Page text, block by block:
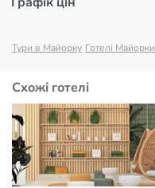
Тури в Майорку Готелі Майорки
Схожі готелі